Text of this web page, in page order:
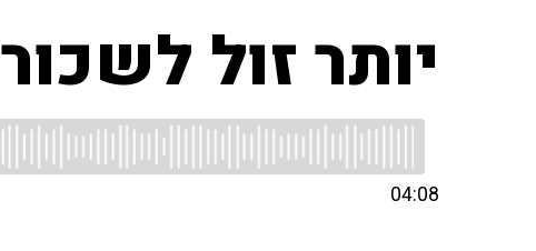
יותר זול לשכור
04:08